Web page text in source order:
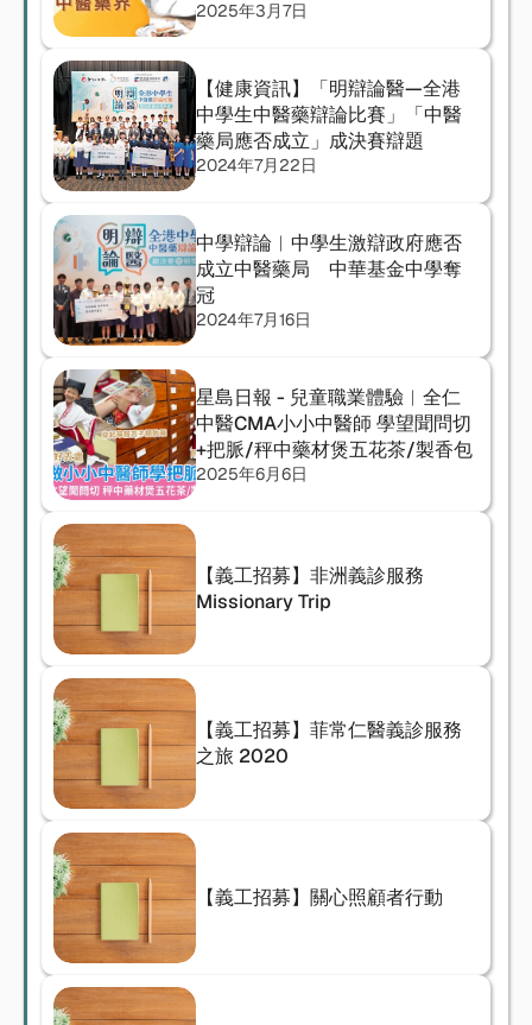
2025年3月7日
【健康資訊】「明辯論醫—全港
中學生中醫藥辯論比賽」「中醫
藥局應否成立」成決賽辯題
2024年7月22日
中學辯論︱中學生激辯政府應否
成立中醫藥局　中華基金中學奪
冠
2024年7月16日
星島日報 - 兒童職業體驗︳全仁
中醫CMA小小中醫師 學望聞問切
+把脈/秤中藥材煲五花茶/製香包
2025年6月6日
【義工招募】非洲義診服務
Missionary Trip
【義工招募】菲常仁醫義診服務
之旅 2020
【義工招募】關心照顧者行動